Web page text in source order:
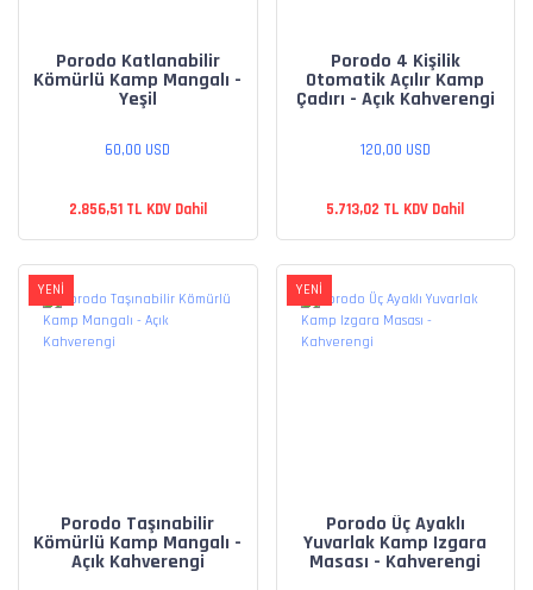
Porodo Katlanabilir
Kömürlü Kamp Mangalı -
Yeşil
60,00 USD
2.856,51 TL KDV Dahil
Porodo 4 Kişilik
Otomatik Açılır Kamp
Çadırı - Açık Kahverengi
120,00 USD
5.713,02 TL KDV Dahil
YENİ
Porodo Taşınabilir
Kömürlü Kamp Mangalı -
Açık Kahverengi
YENİ
Porodo Üç Ayaklı
Yuvarlak Kamp Izgara
Masası - Kahverengi